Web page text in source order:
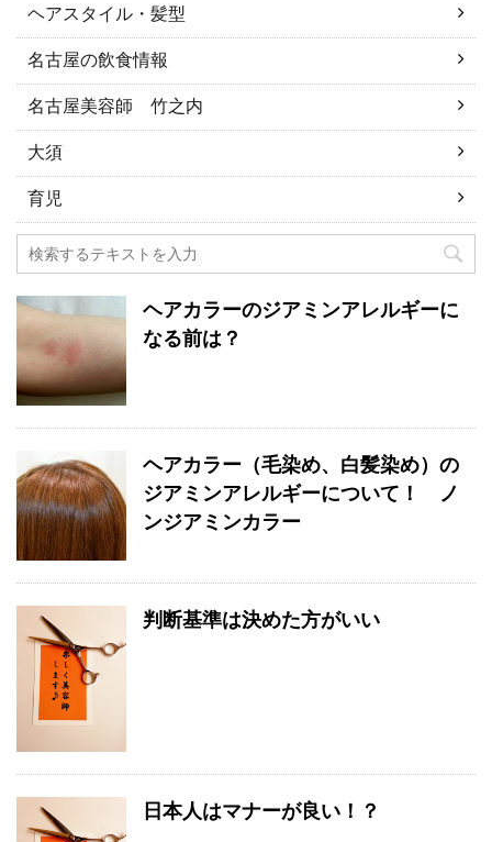
ヘアスタイル・髪型
名古屋の飲食情報
名古屋美容師 竹之内
大須
育児
ヘアカラーのジアミンアレルギーに
なる前は？
ヘアカラー（毛染め、白髪染め）の
ジアミンアレルギーについて！ ノ
ンジアミンカラー
判断基準は決めた方がいい
日本人はマナーが良い！？